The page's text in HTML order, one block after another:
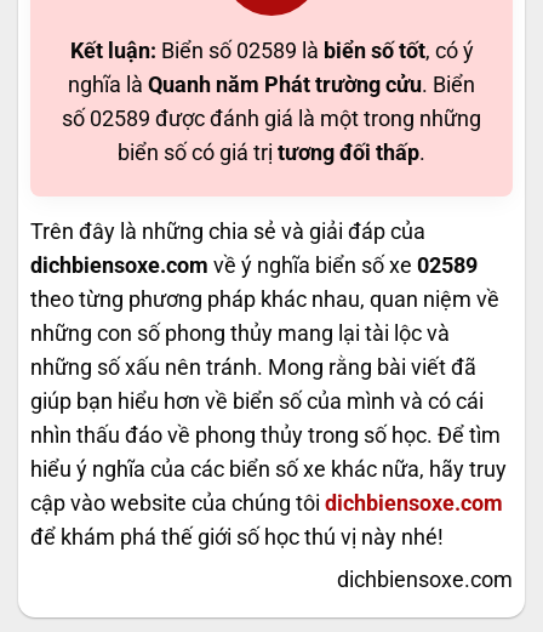
Kết luận: Biển số 02589 là biển số tốt, có ý
nghĩa là Quanh năm Phát trường cửu. Biển
số 02589 được đánh giá là một trong những
biển số có giá trị tương đối thấp.
Trên đây là những chia sẻ và giải đáp của
dichbiensoxe.com về ý nghĩa biển số xe 02589
theo từng phương pháp khác nhau, quan niệm về
những con số phong thủy mang lại tài lộc và
những số xấu nên tránh. Mong rằng bài viết đã
giúp bạn hiểu hơn về biển số của mình và có cái
nhìn thấu đáo về phong thủy trong số học. Để tìm
hiểu ý nghĩa của các biển số xe khác nữa, hãy truy
cập vào website của chúng tôi dichbiensoxe.com
để khám phá thế giới số học thú vị này nhé!
dichbiensoxe.com